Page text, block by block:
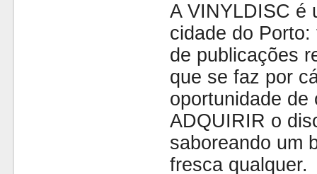
A VINYLDISC é
cidade do
de publicações
que se faz por
oportunidade de
ADQUIRIR o
saboreando um
fresca qualquer.